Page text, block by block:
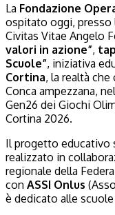
La Fondazione
ospitato oggi, presso
Civitas Vitae Angelo
valori in azione”,
Scuole”, iniziativa
Cortina, la realtà
Conca ampezzana,
Gen26 dei Giochi
Cortina 2026.
Il progetto educativo
realizzato in
regionale della
con ASSI Onlus
è dedicato alle